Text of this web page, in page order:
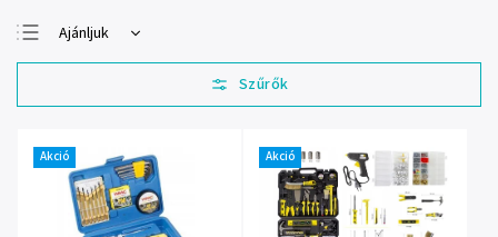
Ajánljuk
Legolcsóbb elöl
Legdrágább
termékek
ABC szerint
Akció Akció